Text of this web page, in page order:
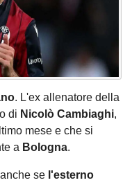
. L'ex allenatore della
di Nicolò Cambiaghi,
mese e che si
a Bologna.
se l'esterno